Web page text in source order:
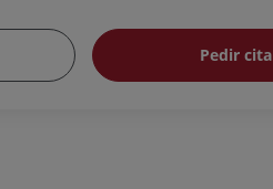
Pedir cita